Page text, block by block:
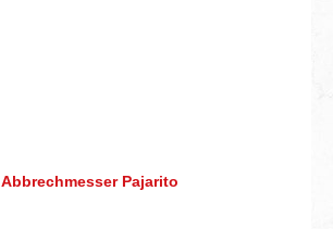
Abbrechmesser Pajarito